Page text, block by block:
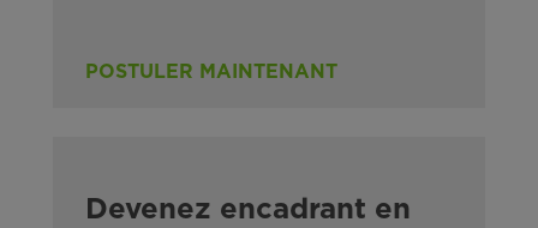
POSTULER MAINTENANT
Devenez encadrant en